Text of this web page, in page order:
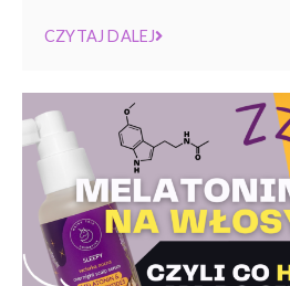
CZYTAJ DALEJ